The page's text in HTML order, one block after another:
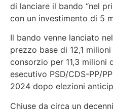
di lanciare il bando “nel
con un investimento di 5
Il bando venne lanciato
prezzo base di 12,1
consorzio per 11,3 milioni
esecutivo PSD/CDS-PP/
2024 dopo elezioni
Chiuse da circa un